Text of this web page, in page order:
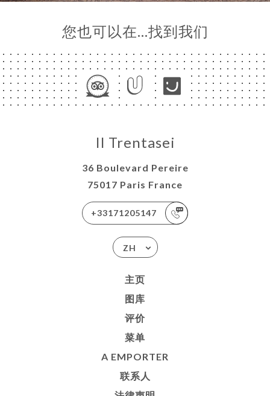
您也可以在…找到我们
Il Trentasei
36 Boulevard Pereire
75017 Paris France
+33171205147
ZH
主页
图库
评价
菜单
A EMPORTER
联系人